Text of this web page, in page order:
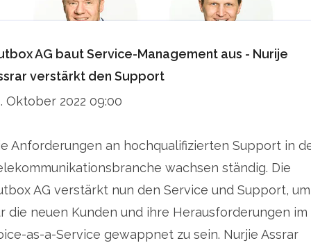
AG baut Service-Management aus - Nurije
verstärkt den Support
Oktober 2022 09:00
Anforderungen an hochqualifizierten Support in
wachsen ständig. Die
AG verstärkt nun den Service und Support, um
die neuen Kunden und ihre Herausforderungen im
as-a-Service gewappnet zu sein. Nurjie Assrar